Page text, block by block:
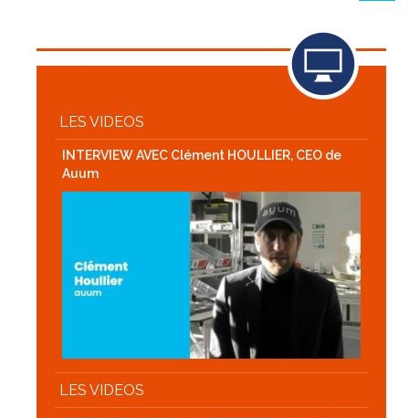
LES VIDEOS
INTERVIEW AVEC Clément HOULLIER, CEO de
Auum
LES VIDEOS